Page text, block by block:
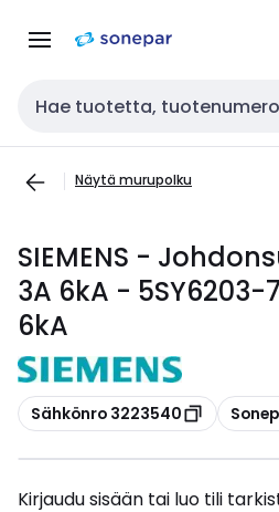
navigointiinsisältöön
Haku
Näytä murupolku
SIEMENS -
3A 6kA - 5SY6203-
6kA
Kopioi
Sähkönro 3223540 Kopioi
Kirjaudu sisään tai luo tili